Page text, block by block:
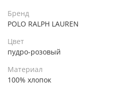
Бренд
POLO RALPH LAUREN
Цвет
пудро-розовый
Материал
100% хлопок